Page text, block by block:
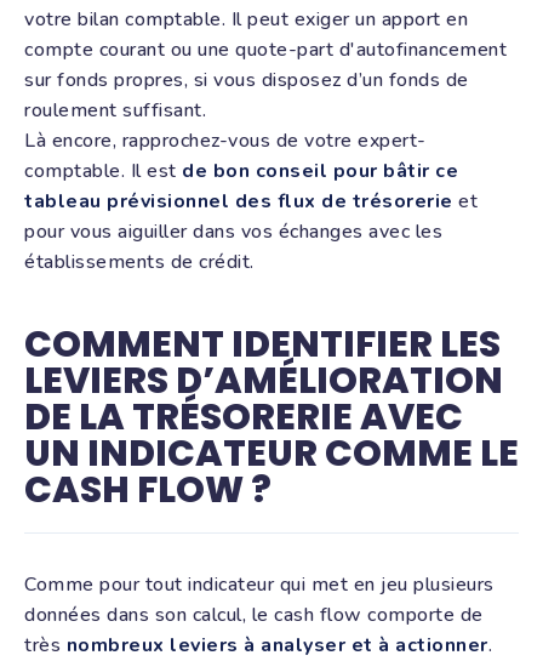
votre bilan comptable. Il peut exiger un apport en
compte courant ou une quote-part d'autofinancement
sur fonds propres, si vous disposez d’un fonds de
roulement suffisant.
Là encore, rapprochez-vous de votre expert-
comptable. Il est de bon conseil pour bâtir ce
tableau prévisionnel des flux de trésorerie et
pour vous aiguiller dans vos échanges avec les
établissements de crédit.
COMMENT IDENTIFIER LES
LEVIERS D’AMÉLIORATION
DE LA TRÉSORERIE AVEC
UN INDICATEUR COMME LE
CASH FLOW ?
Comme pour tout indicateur qui met en jeu plusieurs
données dans son calcul, le cash flow comporte de
très nombreux leviers à analyser et à actionner.